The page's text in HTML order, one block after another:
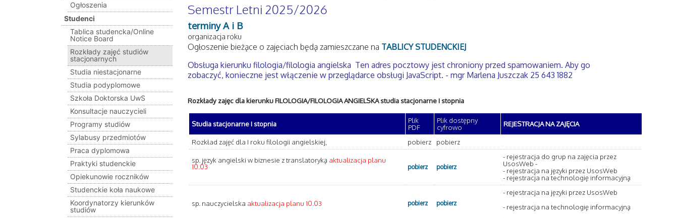
Ogłoszenia
Studenci
Tablica studencka/Online
Notice Board
Rozkłady zajęć studiów
stacjonarnych
Studia niestacjonarne
Studia podyplomowe
Szkoła Doktorska UwS
Konsultacje nauczycieli
Programy studiów
Sylabusy przedmiotów
Praca dyplomowa
Praktyki studenckie
Opiekunowie roczników
Studenckie koła naukowe
Koordynatorzy kierunków
studiów
Semestr Letni 2025/2026
terminy A i B
organizacja roku
Ogłoszenie bieżące o zajęciach będą zamieszczane na TABLICY STUDENCKIEJ
Obsługa kierunku filologia/filologia angielska Ten adres pocztowy jest chroniony przed spamowaniem. Aby go
zobaczyć, konieczne jest włączenie w przeglądarce obsługi JavaScript. - mgr Marlena Juszczak 25 643 1882
Rozkłady zajęc dla kierunku FILOLOGIA/FILOLOGIA ANGIELSKA studia stacjonarne I stopnia
Studia stacjonarne I stopnia
Plik
PDF
Plik dostępny
cyfrowo
REJESTRACJA NA ZAJĘCIA
Rozkład zajęć dla I roku filologii angielskiej, pobierz pobierz
sp. język angielski w biznesie z translatoryką aktualizacja planu
10.03 pobierz pobierz
- rejestracja do grup na zajęcia przez
UsosWeb -
- rejestracja na języki przez UsosWeb
- rejestracja na technologię informacyjną
sp. nauczycielska aktualizacja planu 10.03 pobierz pobierz
- rejestracja na języki przez UsosWeb
- rejestracja na technologię informacyjną